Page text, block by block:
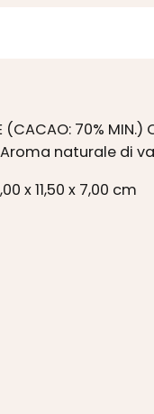
(CACAO: 70%
naturale di
x 11,50 x 7,00 cm